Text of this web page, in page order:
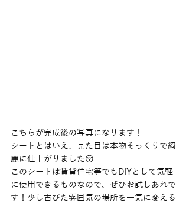
こちらが完成後の写真になります！
シートとはいえ、見た目は本物そっくりで綺
麗に仕上がりました😚
このシートは賃貸住宅等でもDIYとして気軽
に使用できるものなので、ぜひお試しあれで
す！少し古びた雰囲気の場所を一気に変える